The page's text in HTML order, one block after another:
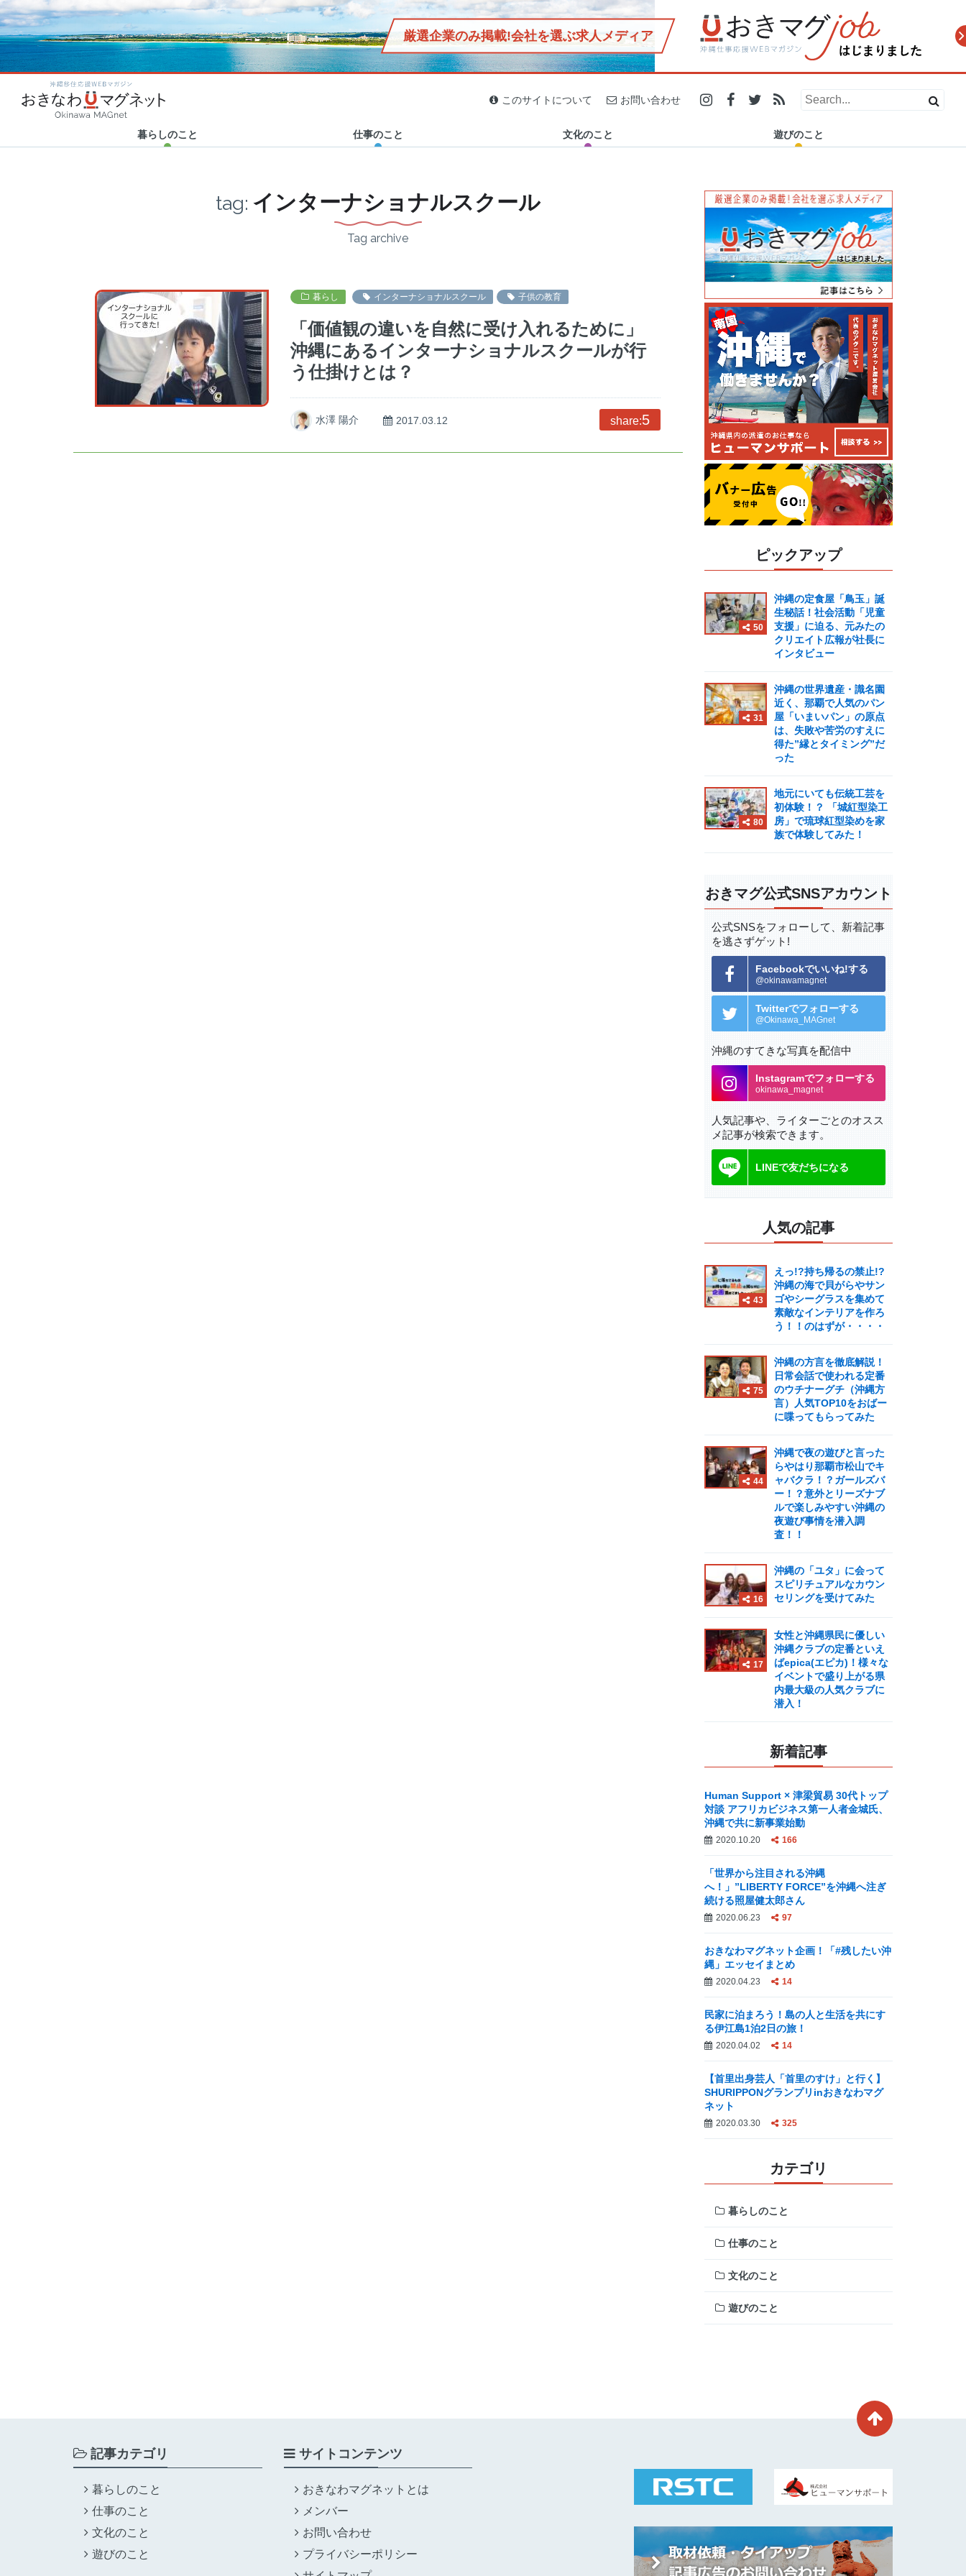
厳選企業のみ掲載!会社を選ぶ求人メディア
このサイトについて お問い合わせ
暮らしのこと
カテゴリ新着
Category new
2020.06.23
2020.04.02
2019.12.27
島に鮮魚店が多い謎！沖縄
見！愛と癒しがギュッと詰
浦添市で24時間営業の「ナ
カハラストアー」が沖縄県
仕事のこと
カテゴリ新着
Category new
2020.10.20
2020.03.16
2019.11.13
秘話！社会活動「児童支
で店舗オープン！県内で活
糸満市の電源カフェを探
す！沖縄在住フリーランス
文化のこと
カテゴリ新着
Category new
2020.04.23
2020.03.30
2019.11.29
島のB級グルメ誕生秘話！
体験！？ 「城紅型染工房」
【#残したい沖縄 エッセイ
Vol.5】残していく沖縄の魅
遊びのこと
カテゴリ新着
Category new
2020.01.31
2019.12.29
2019.12.25
する “チルアウト”な空間
守りたい」ー 沖縄でSDO認
マスターズ甲子園2019 2泊
3日密着レポート(沖縄県代
tag: インターナショナルスクール
Tag archive
暮らし インターナショナルスクール 子供の教育
「価値観の違いを自然に受け入れるために」
沖縄にあるインターナショナルスクールが行
う仕掛けとは？
水澤 陽介 2017.03.12 share:5
ピックアップ
50
沖縄の定食屋「鳥玉」誕
生秘話！社会活動「児童
支援」に迫る、元みたの
クリエイト広報が社長に
インタビュー
31
沖縄の世界遺産・識名園
近く、那覇で人気のパン
屋「いまいパン」の原点
は、失敗や苦労のすえに
得た”縁とタイミング”だ
った
80
地元にいても伝統工芸を
初体験！？ 「城紅型染工
房」で琉球紅型染めを家
族で体験してみた！
おきマグ公式SNSアカウント
公式SNSをフォローして、 新着記事
を逃さずゲット!
Facebookでいいね!する
@okinawamagnet
Twitterでフォローする
@Okinawa_MAGnet
沖縄のすてきな写真を配信中
Instagramでフォローする
okinawa_magnet
人気記事や、ライターごとのオスス
メ記事が検索できます。
LINEで友だちになる
人気の記事
43
えっ!?持ち帰るの禁止!?
沖縄の海で貝がらやサン
ゴやシーグラスを集めて
素敵なインテリアを作ろ
う！！のはずが・・・・
75
沖縄の方言を徹底解説！
日常会話で使われる定番
のウチナーグチ（沖縄方
言）人気TOP10をおばー
に喋ってもらってみた
44
沖縄で夜の遊びと言った
らやはり那覇市松山でキ
ャバクラ！？ガールズバ
ー！？意外とリーズナブ
ルで楽しみやすい沖縄の
夜遊び事情を潜入調
査！！
16
沖縄の「ユタ」に会って
スピリチュアルなカウン
セリングを受けてみた
17
女性と沖縄県民に優しい
沖縄クラブの定番といえ
ばepica(エピカ)！様々な
イベントで盛り上がる県
内最大級の人気クラブに
潜入！
新着記事
Human Support × 津梁貿易 30代トップ
対談 アフリカビジネス第一人者金城氏、
沖縄で共に新事業始動
2020.10.20 166
「世界から注目される沖縄
へ！」”LIBERTY FORCE”を沖縄へ注ぎ
続ける照屋健太郎さん
2020.06.23 97
おきなわマグネット企画！「#残したい沖
縄」エッセイまとめ
2020.04.23 14
民家に泊まろう！島の人と生活を共にす
る伊江島1泊2日の旅！
2020.04.02 14
【首里出身芸人「首里のすけ」と行く】
SHURIPPONグランプリinおきなわマグ
ネット
2020.03.30 325
カテゴリ
暮らしのこと
仕事のこと
文化のこと
遊びのこと
記事カテゴリ
暮らしのこと
仕事のこと
文化のこと
遊びのこと
サイトコンテンツ
おきなわマグネットとは
メンバー
お問い合わせ
プライバシーポリシー